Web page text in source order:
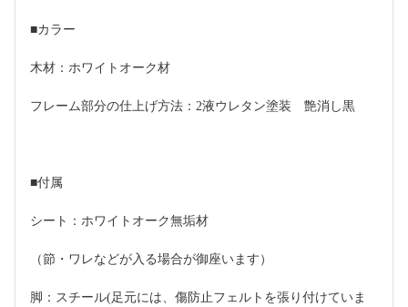
■カラー
木材：ホワイトオーク材
フレーム部分の仕上げ方法：2液ウレタン塗装　艶消し黒
■付属
シート：ホワイトオーク無垢材
（節・ワレなどが入る場合が御座います）
脚：スチール(足元には、傷防止フェルトを張り付けていま